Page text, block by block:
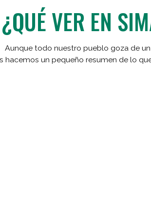
¿QUÉ VER EN
Aunque todo nuestro pueblo goza de
hacemos un pequeño resumen de lo